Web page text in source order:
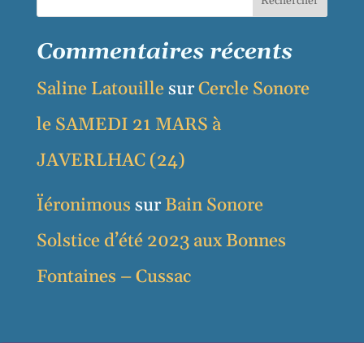
Commentaires récents
Saline LatouillesurCercle Sonore
le SAMEDI 21 MARS à
JAVERLHAC (24)
Ïéronimous surBain Sonore
Solstice d’été 2023 aux Bonnes
Fontaines – Cussac